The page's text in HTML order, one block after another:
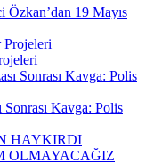
19 Mayıs
Kavga: Polis